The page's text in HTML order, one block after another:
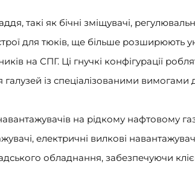
такі як бічні зміщувачі,
для тюків, ще більше розширюють
на СПГ. Ці гнучкі конфігурації
із спеціалізованими вимогами
на рідкому нафтовому
електричні вилкові
обладнання, забезпечуючи